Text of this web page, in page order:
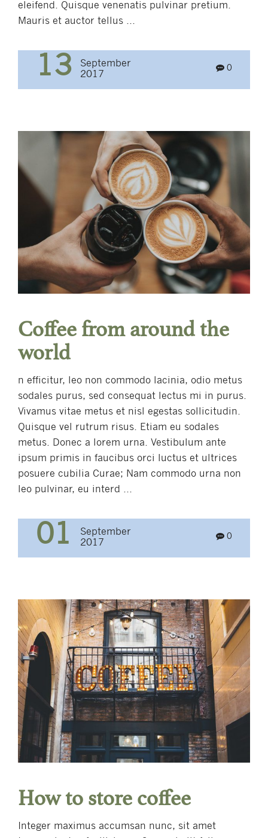
eleifend. Quisque venenatis pulvinar pretium.
Mauris et auctor tellus ...
13
September
2017
0
Coffee from around the
world
n efficitur, leo non commodo lacinia, odio metus
sodales purus, sed consequat lectus mi in purus.
Vivamus vitae metus et nisl egestas sollicitudin.
Quisque vel rutrum risus. Etiam eu sodales
metus. Donec a lorem urna. Vestibulum ante
ipsum primis in faucibus orci luctus et ultrices
posuere cubilia Curae; Nam commodo urna non
leo pulvinar, eu interd ...
01
September
2017
0
How to store coffee
Integer maximus accumsan nunc, sit amet